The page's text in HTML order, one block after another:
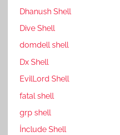
Dhanush Shell
Dive Shell
domdell shell
Dx Shell
EvilLord Shell
fatal shell
grp shell
İnclude Shell